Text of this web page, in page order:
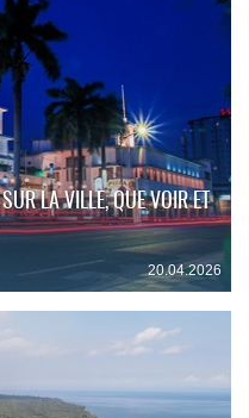
LA VILLE, QUE VOIR ET
20.04.2026